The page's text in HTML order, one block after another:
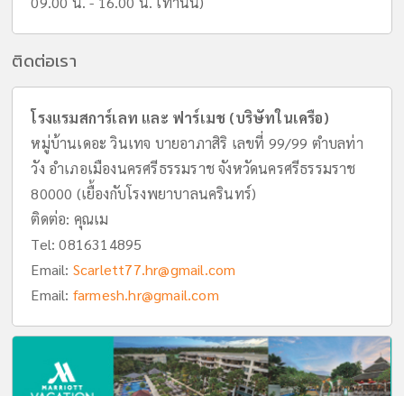
ติดต่อเรา
โรงแรมสการ์เลท และ ฟาร์เมช (บริษัทในเครือ)
หมู่บ้านเดอะ วินเทจ บายอาภาสิริ เลขที่ 99/99 ตำบลท่า
วัง อำเภอเมืองนครศรีธรรมราช จังหวัดนครศรีธรรมราช
80000 (เยื้องกับโรงพยาบาลนครินทร์)
ติดต่อ: คุณเม
Tel:0816314895
Email: Scarlett77.hr@gmail.com
Email: farmesh.hr@gmail.com